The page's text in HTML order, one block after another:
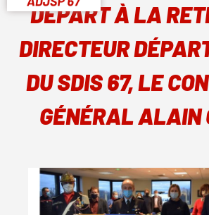
DÉPART À LA
DIRECTEUR
DU SDIS 67, LE
GÉNÉRAL ALAIN